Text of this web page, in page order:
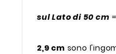
sul Lato di 50 cm
2,9 cm sono